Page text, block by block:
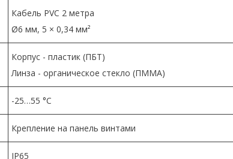
Кабель PVC 2 метра
Ø6 мм, 5 × 0,34 мм²
Корпус - пластик (ПБТ)
Линза - органическое стекло (ПММА)
-25…55 °C
Крепление на панель винтами
IP65